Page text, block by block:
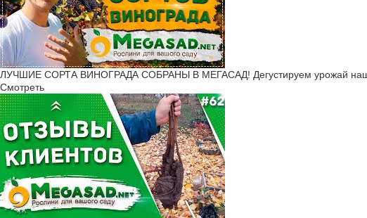
ЛУЧШИЕ СОРТА ВИНОГРАДА СОБРАНЫ В МЕГАСАД! Дегустируем урожай
Смотреть